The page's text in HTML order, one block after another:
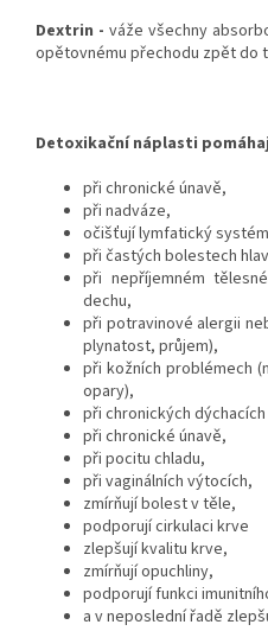
Dextrin - váže všechny
opětovnému přechodu zpět do
Detoxikační náplasti
při chronické únavě,
při nadváze,
očišťují lymfatický
při častých bolestech
při nepříjemném
dechu,
při potravinové alergii
plynatost, průjem),
při kožních problémech
opary),
při chronických
při chronické únavě,
při pocitu chladu,
při vaginálních výtocích,
zmírňují bolest v těle,
podporují cirkulaci krve
zlepšují kvalitu krve,
zmírňují opuchliny,
podporují funkci
a v neposlední řadě